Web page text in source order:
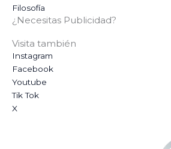
Filosofía
¿Necesitas Publicidad?
Visita también
Instagram
Facebook
Youtube
Tik Tok
X